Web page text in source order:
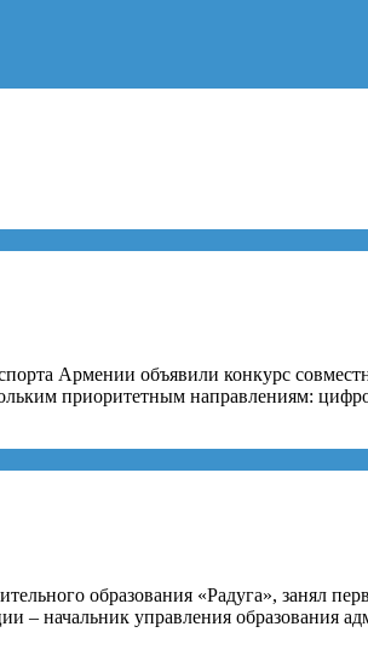
Армении объявили конкурс
приоритетным направлениям:
образования «Радуга», занял
– начальник управления образования